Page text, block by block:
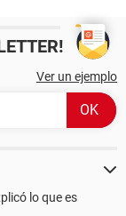
Ver un ejemplo
lo que es